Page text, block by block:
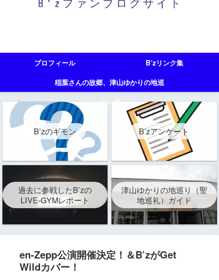
プロフィール
B’zリンク集
稲葉さんの故郷、津山ゆかりの地巡
りレポ
B’zのギモン B’zアンケート
過去に参戦したB’zの
LIVE-GYMレポート
津山ゆかりの地巡り（聖
地巡礼）ガイド
en-Zepp公演開催決定！＆B’zがGet
Wildカバー！